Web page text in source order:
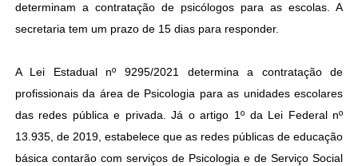
determinam a contratação de psicólogos para as escolas. A
secretaria tem um prazo de 15 dias para responder.
A Lei Estadual nº 9295/2021 determina a contratação de
profissionais da área de Psicologia para as unidades escolares
das redes pública e privada. Já o artigo 1º da Lei Federal nº
13.935, de 2019, estabelece que as redes públicas de educação
básica contarão com serviços de Psicologia e de Serviço Social